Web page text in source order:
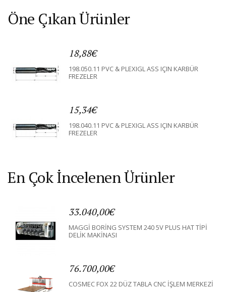
Öne Çıkan Ürünler
198.050.11 PVC & PLEXIGL ASS IÇIN KARBÜR
FREZELER
18,88€
198.040.11 PVC & PLEXIGL ASS IÇIN KARBÜR
FREZELER
15,34€
En Çok İncelenen Ürünler
MAGGİ BORİNG SYSTEM 240 5V PLUS HAT TİPİ
DELİK MAKİNASI
33.040,00€
COSMEC FOX 22 DÜZ TABLA CNC İŞLEM MERKEZİ
76.700,00€